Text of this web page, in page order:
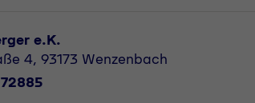
e.K.
4, 93173 Wenzenbach